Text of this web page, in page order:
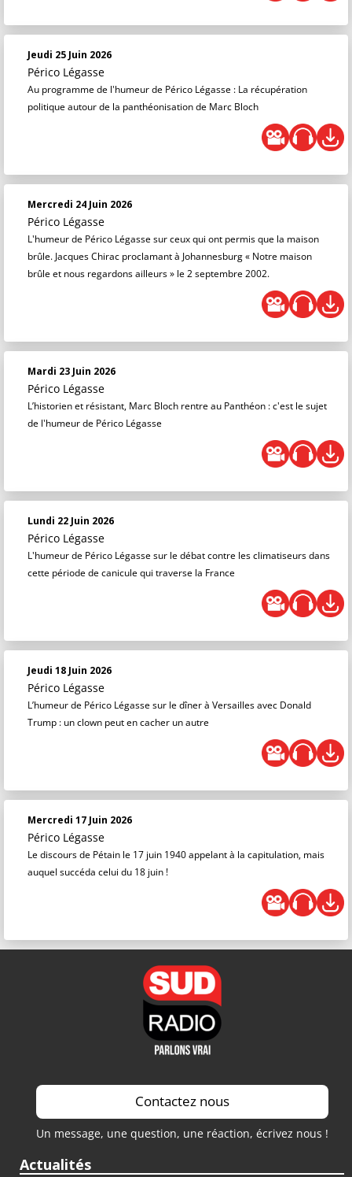
Jeudi 25 Juin 2026
Périco Légasse
Au programme de l'humeur de Périco Légasse : La récupération
politique autour de la panthéonisation de Marc Bloch
Mercredi 24 Juin 2026
Périco Légasse
L'humeur de Périco Légasse sur ceux qui ont permis que la maison
brûle. Jacques Chirac proclamant à Johannesburg « Notre maison
brûle et nous regardons ailleurs » le 2 septembre 2002.
Mardi 23 Juin 2026
Périco Légasse
L’historien et résistant, Marc Bloch rentre au Panthéon : c'est le sujet
de l'humeur de Périco Légasse
Lundi 22 Juin 2026
Périco Légasse
L'humeur de Périco Légasse sur le débat contre les climatiseurs dans
cette période de canicule qui traverse la France
Jeudi 18 Juin 2026
Périco Légasse
L’humeur de Périco Légasse sur le dîner à Versailles avec Donald
Trump : un clown peut en cacher un autre
Mercredi 17 Juin 2026
Périco Légasse
Le discours de Pétain le 17 juin 1940 appelant à la capitulation, mais
auquel succéda celui du 18 juin !
Contactez nous
Un message, une question, une réaction, écrivez nous !
Actualités